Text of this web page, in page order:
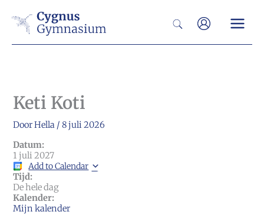
naar
Zoeken
Keti Koti
DoorHella /8 juli 2026
Datum:
1 juli 2027
Add to Calendar
Tijd:
De hele dag
Kalender:
Mijn kalender